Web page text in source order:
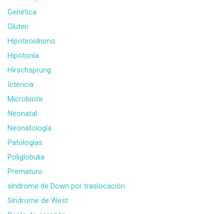
Genética
Gluten
Hipotiroidismo
Hipotonía
Hirschsprung
Ictericia
Microbiota
Neonatal
Neonatología
Patologías
Poliglobulia
Prematuro
síndrome de Down por traslocación
Síndrome de West